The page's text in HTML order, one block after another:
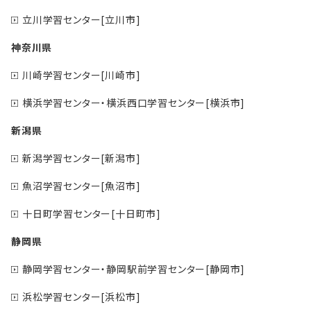
立川学習センター[立川市]
神奈川県
川崎学習センター[川崎市]
横浜学習センター・横浜西口学習センター[横浜市]
新潟県
新潟学習センター[新潟市]
魚沼学習センター[魚沼市]
十日町学習センター[十日町市]
静岡県
静岡学習センター・静岡駅前学習センター[静岡市]
浜松学習センター[浜松市]